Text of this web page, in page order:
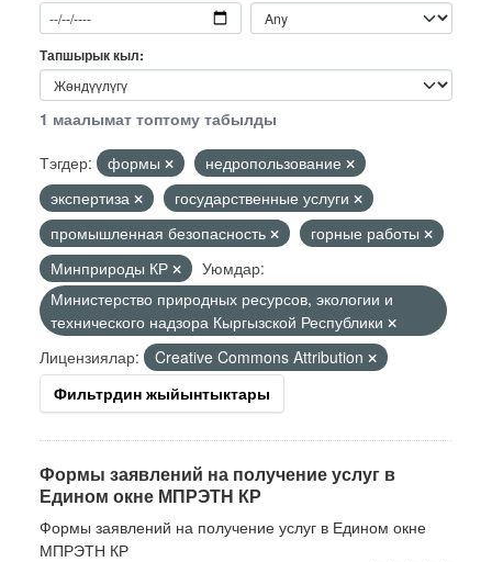
Тапшырык кыл
1 маалымат топтому табылды
Тэгдер:
формы
недропользование
экспертиза
государственные услуги
промышленная безопасность
горные работы
Минприроды КР
Уюмдар:
Министерство природных ресурсов, экологии и
технического надзора Кыргызской Республики
Лицензиялар:
Creative Commons Attribution
Фильтрдин жыйынтыктары
Формы заявлений на получение услуг в
Едином окне МПРЭТН КР
Формы заявлений на получение услуг в Едином окне
МПРЭТН КР